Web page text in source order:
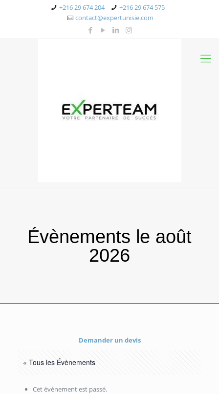
+216 29 674 204
+216 29 674 575
contact@expertunisie.com
Évènements le août
2026
Demander un devis
« Tous les Évènements
Cet évènement est passé.